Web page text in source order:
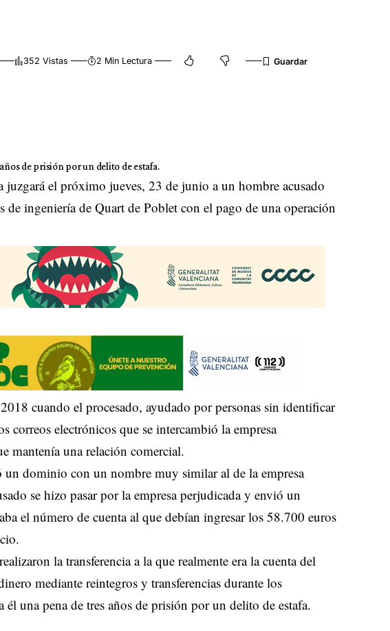
352 Vistas 2 Min Lectura
de prisión por un delito de estafa.
el próximo jueves, 23 de junio a un hombre acusado
de ingeniería de Quart de Poblet con el pago de una operación
cuando el procesado, ayudado por personas sin identificar
correos electrónicos que se intercambió la empresa
mantenía una relación comercial.
un dominio con un nombre muy similar al de la empresa
se hizo pasar por la empresa perjudicada y envió un
el número de cuenta al que debían ingresar los 58.700 euros
la transferencia a la que realmente era la cuenta del
mediante reintegros y transferencias durante los
él una pena de tres años de prisión por un delito de estafa.